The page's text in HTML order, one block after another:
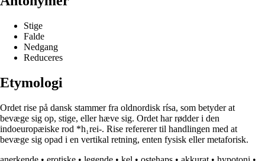
Stige
Falde
Nedgang
Reduceres
Etymologi
Ordet rise på dansk stammer fra oldnordisk rísa, som betyder at
bevæge sig op, stige, eller hæve sig. Ordet har rødder i den
indoeuropæiske rod *h₁rei-. Rise refererer til handlingen med at
bevæge sig opad i en vertikal retning, enten fysisk eller metaforisk.